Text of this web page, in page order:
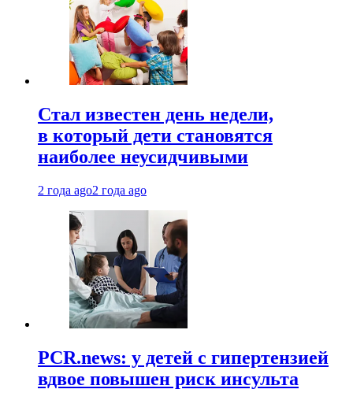
Стал известен день недели,
в который дети становятся
наиболее неусидчивыми
2 года ago2 года ago
PCR.news: у детей с гипертензией
вдвое повышен риск инсульта